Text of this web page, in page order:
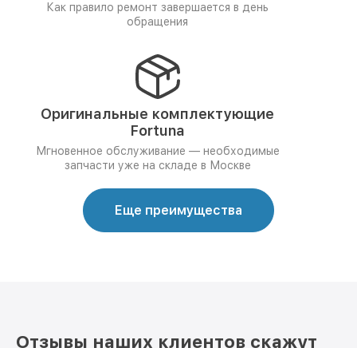
Как правило ремонт завершается в день
обращения
Оригинальные комплектующие
Fortuna
Мгновенное обслуживание — необходимые
запчасти уже на складе в Москве
Еще преимущества
Отзывы наших клиентов скажут